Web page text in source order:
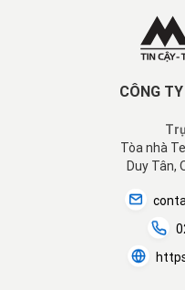
CÔNG
Tòa nhà
Duy Tân,